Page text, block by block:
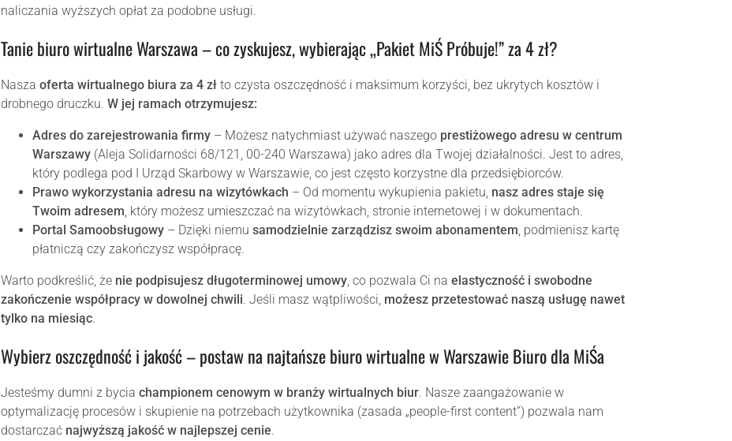
naliczania wyższych opłat za podobne usługi.
Tanie biuro wirtualne Warszawa – co zyskujesz, wybierając „Pakiet MiŚ Próbuje!” za 4 zł?
Nasza oferta wirtualnego biura za 4 zł to czysta oszczędność i maksimum korzyści, bez ukrytych kosztów i
drobnego druczku. W jej ramach otrzymujesz:
Adres do zarejestrowania firmy – Możesz natychmiast używać naszego prestiżowego adresu w centrum
Warszawy (Aleja Solidarności 68/121, 00-240 Warszawa) jako adres dla Twojej działalności. Jest to adres,
który podlega pod I Urząd Skarbowy w Warszawie, co jest często korzystne dla przedsiębiorców.
Prawo wykorzystania adresu na wizytówkach – Od momentu wykupienia pakietu, nasz adres staje się
Twoim adresem , który możesz umieszczać na wizytówkach, stronie internetowej i w dokumentach.
Portal Samoobsługowy – Dzięki niemu samodzielnie zarządzisz swoim abonamentem , podmienisz kartę
płatniczą czy zakończysz współpracę.
Warto podkreślić, że nie podpisujesz długoterminowej umowy , co pozwala Ci na elastyczność i swobodne
zakończenie współpracy w dowolnej chwili. Jeśli masz wątpliwości, możesz przetestować naszą usługę nawet
tylko na miesiąc.
Wybierz oszczędność i jakość – postaw na najtańsze biuro wirtualne w Warszawie Biuro dla MiŚa
Jesteśmy dumni z bycia championem cenowym w branży wirtualnych biur. Nasze zaangażowanie w
optymalizację procesów i skupienie na potrzebach użytkownika (zasada „people-first content”) pozwala nam
dostarczać najwyższą jakość w najlepszej cenie.